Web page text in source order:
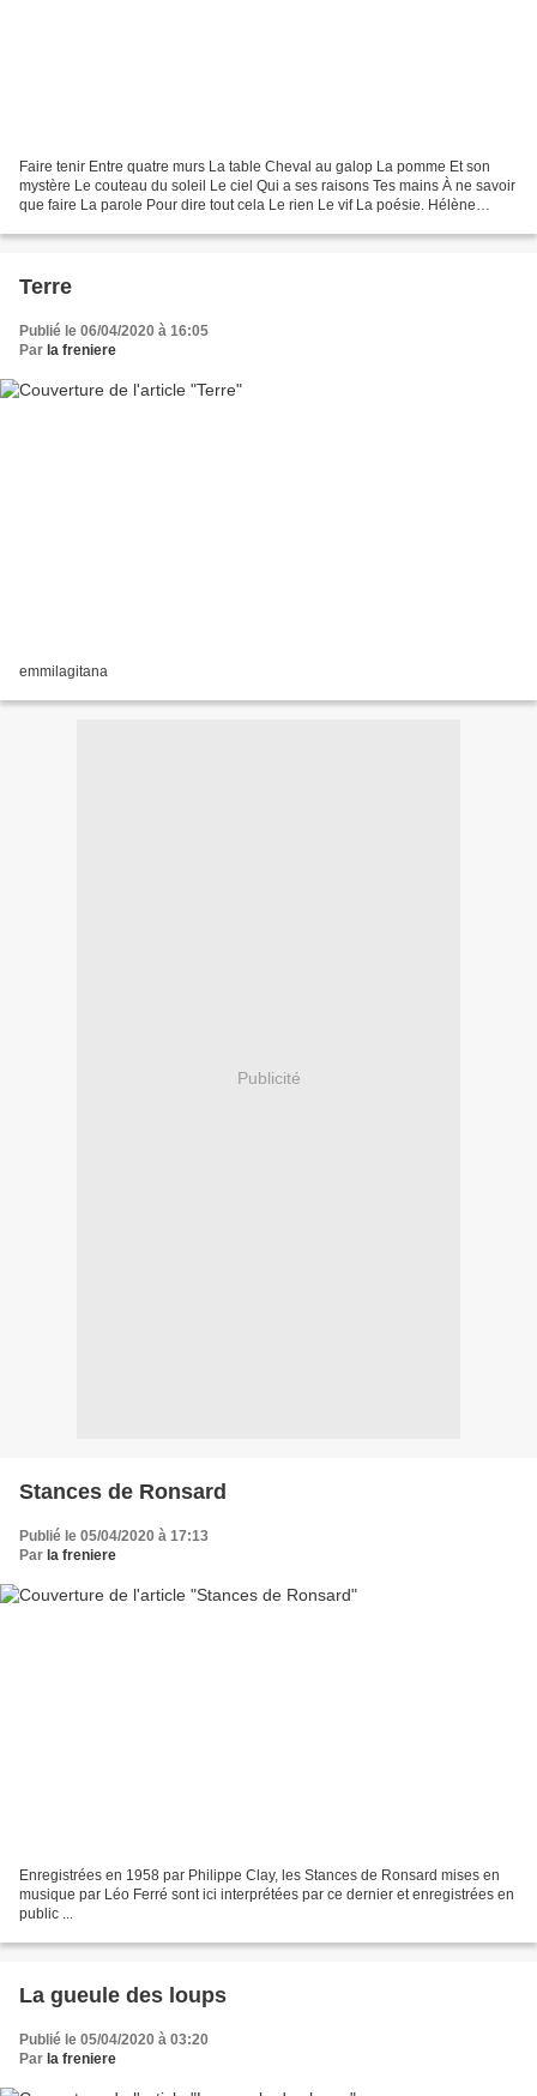
Faire tenir Entre quatre murs La table Cheval au galop La pomme Et son
mystère Le couteau du soleil Le ciel Qui a ses raisons Tes mains À ne savoir
que faire La parole Pour dire tout cela Le rien Le vif La poésie. Hélène
Terre
Publié le 06/04/2020 à 16:05
Par la freniere
emmilagitana
Publicité
Stances de Ronsard
Publié le 05/04/2020 à 17:13
Par la freniere
Enregistrées en 1958 par Philippe Clay, les Stances de Ronsard mises en
musique par Léo Ferré sont ici interprétées par ce dernier et enregistrées en
public ...
La gueule des loups
Publié le 05/04/2020 à 03:20
Par la freniere